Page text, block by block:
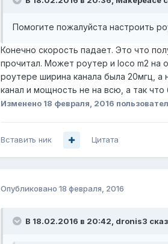
Помогите пожалуйста настроить
Конечно скорость падает. Это что
прочитал. Может роутер и loco m2 на
роутере ширина канала была 20мгц, а
канал и мощность не на всю, а так
Изменено 18 февраля, 2016
Вставить ник Цитата
Опубликовано 18 февраля, 2016
В 18.02.2016 в 20:42, dronis3